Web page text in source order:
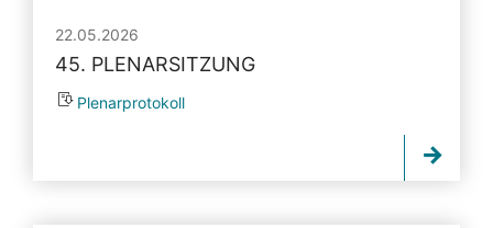
22.05.2026
45. PLENARSITZUNG
Plenarprotokoll